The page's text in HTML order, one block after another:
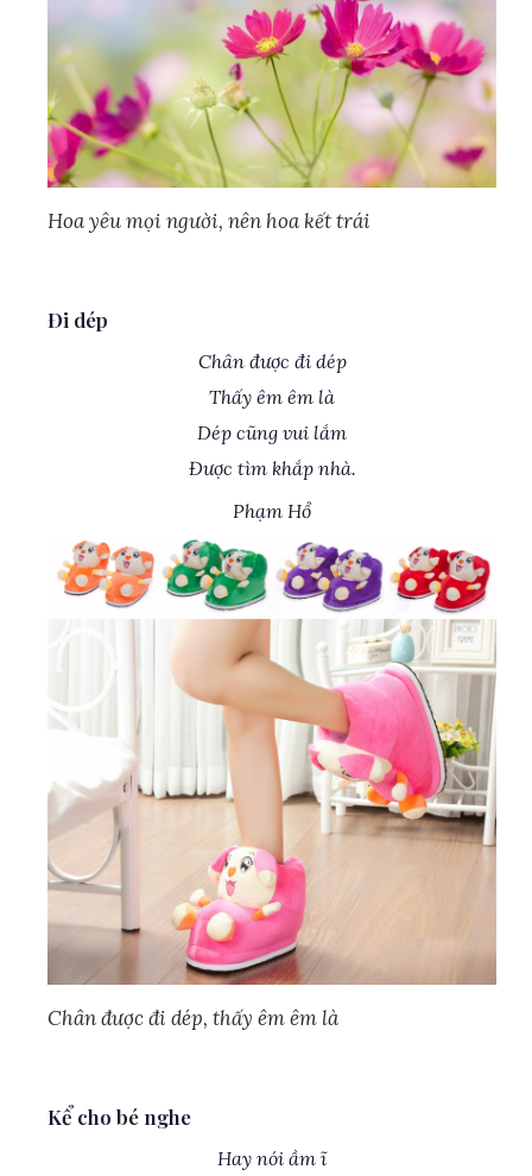
Hoa yêu mọi người, nên hoa kết trái
Đi dép
Chân được đi dép
Thấy êm êm là
Dép cũng vui lắm
Được tìm khắp nhà.
Phạm Hổ
Chân được đi dép, thấy êm êm là
Kể cho bé nghe
Hay nói ầm ĩ